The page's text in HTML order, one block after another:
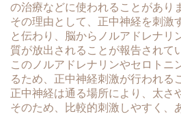
の治療などに使われることがあり
その理由として、正中神経を刺激
と伝わり、脳からノルアドレナリ
質が放出されることが報告されて
このノルアドレナリンやセロトニ
るため、正中神経刺激が行われる
正中神経は通る場所により、太さ
そのため、比較的刺激しやすく、